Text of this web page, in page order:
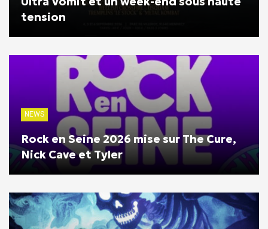
tension
NEWS
Rock en Seine 2026 mise sur The Cure,
Nick Cave et Tyler